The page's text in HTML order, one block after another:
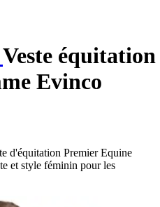
Veste équitation
Evinco
d'équitation Premier Equine
et style féminin pour les